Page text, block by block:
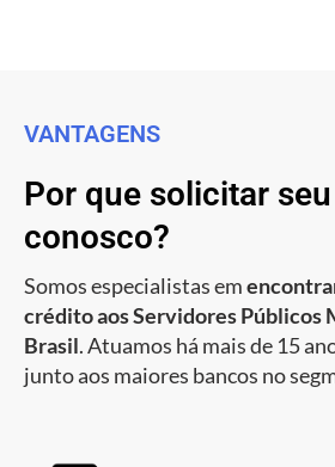
VANTAGENS
Por que solicitar
conosco?
Somos especialistas em
crédito aos Servidores Públicos
Brasil. Atuamos há mais de 15
junto aos maiores bancos no